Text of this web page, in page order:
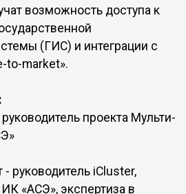
возможность доступа к
(ГИС) и интеграции с
to-market».
проекта Мульти-
руководитель iCluster,
«АСЭ», экспертиза в